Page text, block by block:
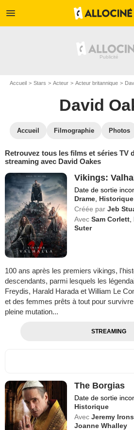
menu
Accueil Stars Acteur Acteur britannique
David
Accueil Filmographie Photos
Retrouvez tous les films et séries TV
streaming avec David Oakes
Vikings:
Date de sortie
Drame Historique
Créée par Jeb
Avec Sam Corlett
Suter
100 ans après les premiers vikings,
descendants, parmi lesquels les
Freydis, Harald Harada et William Le
et des femmes prêts à tout pour
pleine mutation...
STREAMING
The Borgias
Date de sortie
Historique
Avec Jeremy Irons
Joanne Whalley